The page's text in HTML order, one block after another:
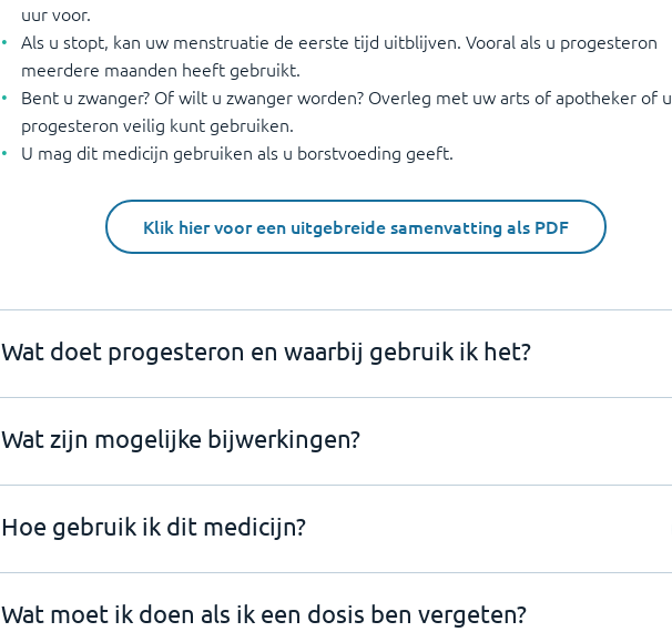
uur voor.
Als u stopt, kan uw menstruatie de eerste tijd uitblijven. Vooral als u progesteron
meerdere maanden heeft gebruikt.
Bent u zwanger? Of wilt u zwanger worden? Overleg met uw arts of apotheker of u
progesteron veilig kunt gebruiken.
U mag dit medicijn gebruiken als u borstvoeding geeft.
Klik hier voor een uitgebreide samenvatting als PDF
Wat doet progesteron en waarbij gebruik ik het?
Wat zijn mogelijke bijwerkingen?
Hoe gebruik ik dit medicijn?
Wat moet ik doen als ik een dosis ben vergeten?